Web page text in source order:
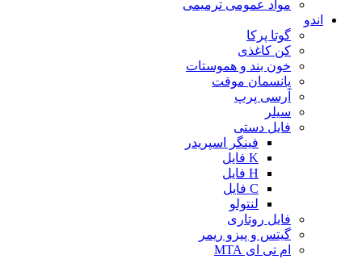
مواد عمومی ترمیمی
اندو
گوتا پرکا
کن کاغذی
خون بند و هموستات
پانسمان موقت
آرسی پرپ
سیلر
فایل دستی
فینگر اسپریدر
K فایل
H فایل
C فایل
لنتولو
فایل روتاری
گیتس و پیزو ریمر
ام تی ای MTA